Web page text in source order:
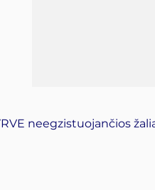
neegzistuojančios